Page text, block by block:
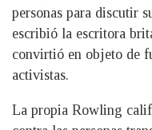
personas para discutir
escribió la escritora
convirtió en objeto de
activistas.
La propia Rowling